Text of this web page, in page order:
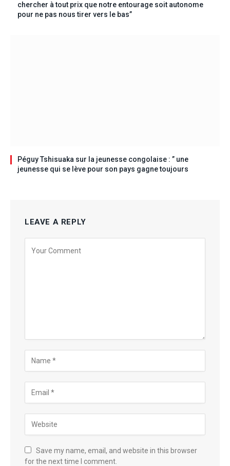
chercher à tout prix que notre entourage soit autonome
pour ne pas nous tirer vers le bas”
Péguy Tshisuaka sur la jeunesse congolaise : ” une
jeunesse qui se lève pour son pays gagne toujours
LEAVE A REPLY
Save my name, email, and website in this browser
for the next time I comment.